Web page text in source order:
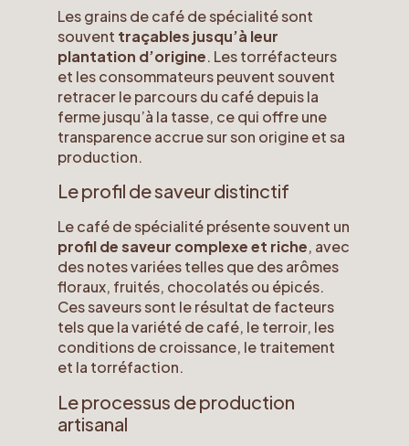
Les grains de café de spécialité sont
souvent traçables jusqu’à leur
plantation d’origine. Les torréfacteurs
et les consommateurs peuvent souvent
retracer le parcours du café depuis la
ferme jusqu’à la tasse, ce qui offre une
transparence accrue sur son origine et sa
production.
Le profil de saveur distinctif
Le café de spécialité présente souvent un
profil de saveur complexe et riche, avec
des notes variées telles que des arômes
floraux, fruités, chocolatés ou épicés.
Ces saveurs sont le résultat de facteurs
tels que la variété de café, le terroir, les
conditions de croissance, le traitement
et la torréfaction.
Le processus de production
artisanal